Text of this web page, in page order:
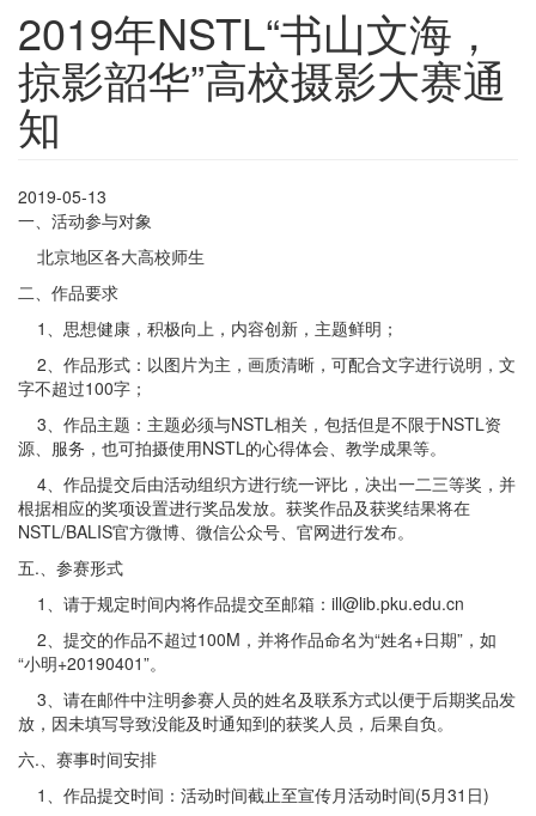
2019年NSTL“书山文海，
掠影韶华”高校摄影大赛通
知
2019-05-13
一、活动参与对象
北京地区各大高校师生
二、作品要求
1、思想健康，积极向上，内容创新，主题鲜明；
2、作品形式：以图片为主，画质清晰，可配合文字进行说明，文
字不超过100字；
3、作品主题：主题必须与NSTL相关，包括但是不限于NSTL资
源、服务，也可拍摄使用NSTL的心得体会、教学成果等。
4、作品提交后由活动组织方进行统一评比，决出一二三等奖，并
根据相应的奖项设置进行奖品发放。获奖作品及获奖结果将在
NSTL/BALIS官方微博、微信公众号、官网进行发布。
五.、参赛形式
1、请于规定时间内将作品提交至邮箱：ill@lib.pku.edu.cn
2、提交的作品不超过100M，并将作品命名为“姓名+日期”，如
“小明+20190401”。
3、请在邮件中注明参赛人员的姓名及联系方式以便于后期奖品发
放，因未填写导致没能及时通知到的获奖人员，后果自负。
六.、赛事时间安排
1、作品提交时间：活动时间截止至宣传月活动时间(5月31日)